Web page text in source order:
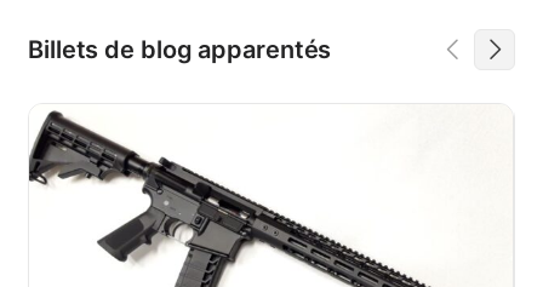
Billets de blog apparentés